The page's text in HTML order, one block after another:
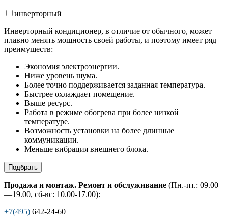
инверторный
Инверторный кондиционер, в отличие от обычного, может
плавно менять мощность своей работы, и поэтому имеет ряд
преимуществ:
Экономия электроэнергии.
Ниже уровень шума.
Более точно поддерживается заданная температура.
Быстрее охлаждает помещение.
Выше ресурс.
Работа в режиме обогрева при более низкой
температуре.
Возможность установки на более длинные
коммуникации.
Меньше вибрация внешнего блока.
Подбрать
Продажа и монтаж. Ремонт и обслуживание (Пн.-пт.: 09.00
—19.00, сб-вс: 10.00-17.00):
+7(495) 642-24-60